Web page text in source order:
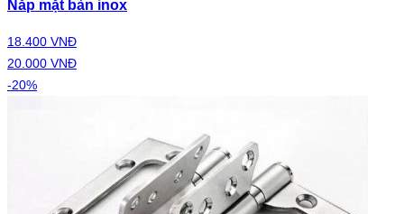
Nắp mặt bàn inox
18.400 VNĐ
20.000 VNĐ
-20%